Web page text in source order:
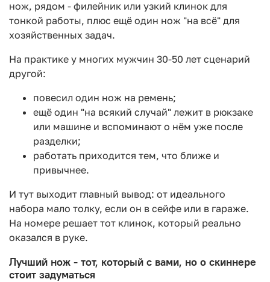
нож, рядом - филейник или узкий клинок для
тонкой работы, плюс ещё один нож "на всё" для
хозяйственных задач.
На практике у многих мужчин 30-50 лет сценарий
другой:
повесил один нож на ремень;
ещё один "на всякий случай" лежит в рюкзаке
или машине и вспоминают о нём уже после
разделки;
работать приходится тем, что ближе и
привычнее.
И тут выходит главный вывод: от идеального
набора мало толку, если он в сейфе или в гараже.
На номере решает тот клинок, который реально
оказался в руке.
Лучший нож - тот, который с вами, но о скиннере
стоит задуматься